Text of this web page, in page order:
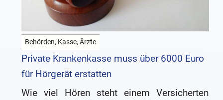
Behörden, Kasse, Ärzte
Private Krankenkasse muss über 6000 Euro
für Hörgerät erstatten
Wie viel Hören steht einem Versicherten